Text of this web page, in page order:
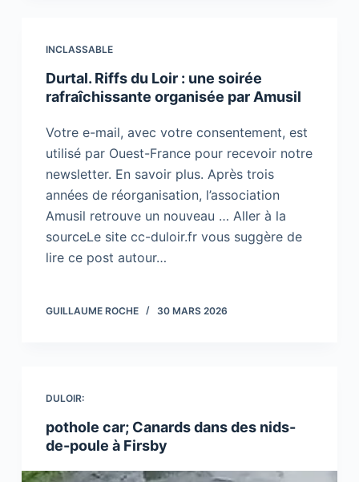
INCLASSABLE
Durtal. Riffs du Loir : une soirée
rafraîchissante organisée par Amusil
Votre e-mail, avec votre consentement, est
utilisé par Ouest-France pour recevoir notre
newsletter. En savoir plus. Après trois
années de réorganisation, l’association
Amusil retrouve un nouveau … Aller à la
sourceLe site cc-duloir.fr vous suggère de
lire ce post autour…
GUILLAUME ROCHE 30 MARS 2026
DULOIR:
pothole car; Canards dans des nids-
de-poule à Firsby